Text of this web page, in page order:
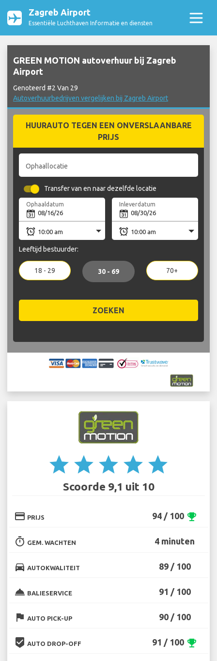
Zagreb Airport
Essentiële Luchthaven Informatie en diensten
GREEN MOTION autoverhuur bij Zagreb
Airport
Genoteerd #2 Van 29
Autoverhuurbedrijven vergelijken bij Zagreb Airport
HUURAUTO TEGEN EEN ONVERSLAANBARE
PRIJS
Ophaallocatie
Transfer van en naar dezelfde locatie
Ophaaldatum Inleverdatum
Leeftijd bestuurder:
18 - 29 30 - 69 70+
ZOEKEN
star star star star star
Scoorde 9,1 uit 10
credit_card PRIJS 94 / 100 emoji_events
timer GEM. WACHTEN 4 minuten
directions_car AUTOKWALITEIT 89 / 100
room_service BALIESERVICE 91 / 100
flag AUTO PICK-UP 90 / 100
beenhere AUTO DROP-OFF 91 / 100 emoji_events